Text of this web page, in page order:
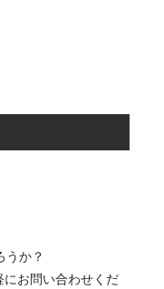
うか？
お問い合わせくだ